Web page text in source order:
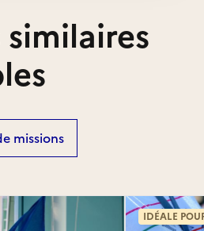
missions
IDÉALE